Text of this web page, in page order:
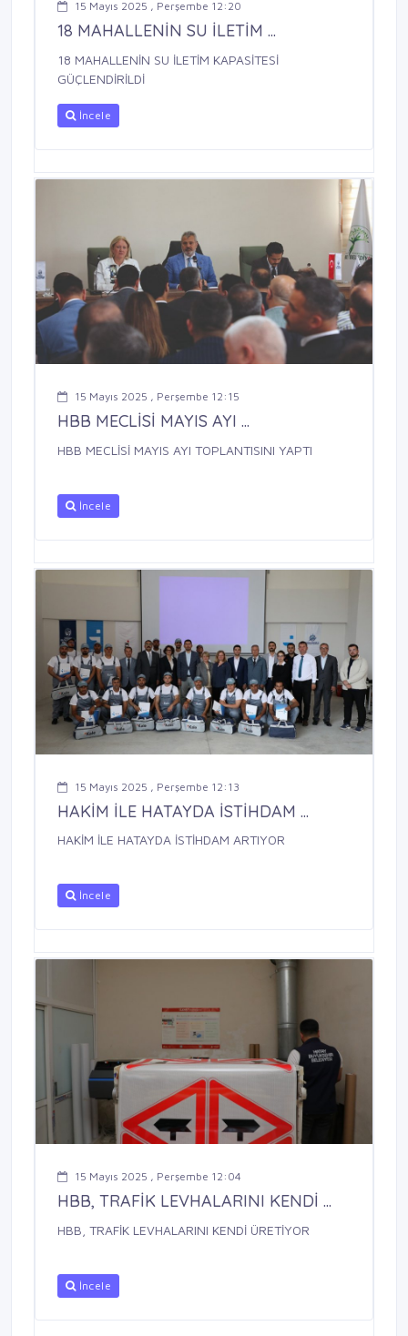
15 Mayıs 2025 , Perşembe 12:20
18 MAHALLENİN SU İLETİM ...
18 MAHALLENİN SU İLETİM KAPASİTESİ
GÜÇLENDİRİLDİ
İncele
15 Mayıs 2025 , Perşembe 12:15
HBB MECLİSİ MAYIS AYI ...
HBB MECLİSİ MAYIS AYI TOPLANTISINI YAPTI
İncele
15 Mayıs 2025 , Perşembe 12:13
HAKİM İLE HATAYDA İSTİHDAM ...
HAKİM İLE HATAYDA İSTİHDAM ARTIYOR
İncele
15 Mayıs 2025 , Perşembe 12:04
HBB, TRAFİK LEVHALARINI KENDİ ...
HBB, TRAFİK LEVHALARINI KENDİ ÜRETİYOR
İncele